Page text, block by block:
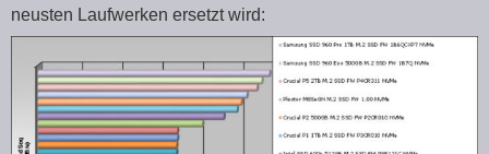
neusten Laufwerken ersetzt wird: